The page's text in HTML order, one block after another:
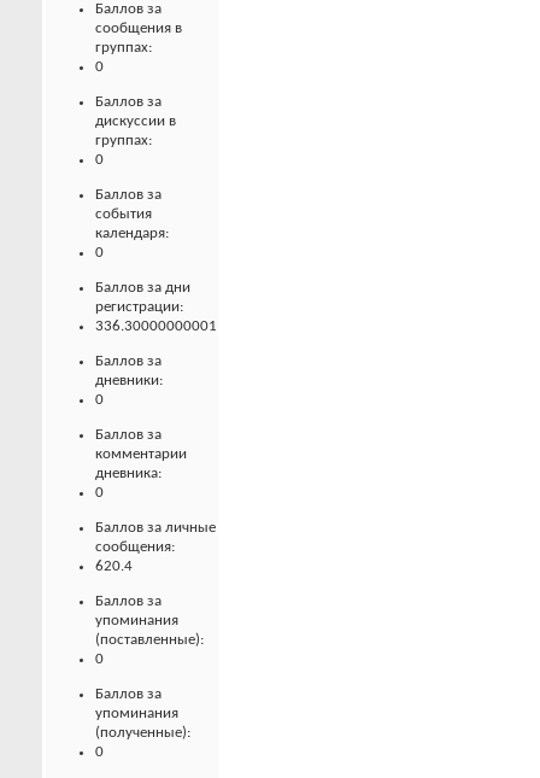
Баллов за
сообщения в
группах:
0
Баллов за
дискуссии в
группах:
0
Баллов за
события
календаря:
0
Баллов за дни
регистрации:
336.30000000001
Баллов за
дневники:
0
Баллов за
комментарии
дневника:
0
Баллов за личные
сообщения:
620.4
Баллов за
упоминания
(поставленные):
0
Баллов за
упоминания
(полученные):
0